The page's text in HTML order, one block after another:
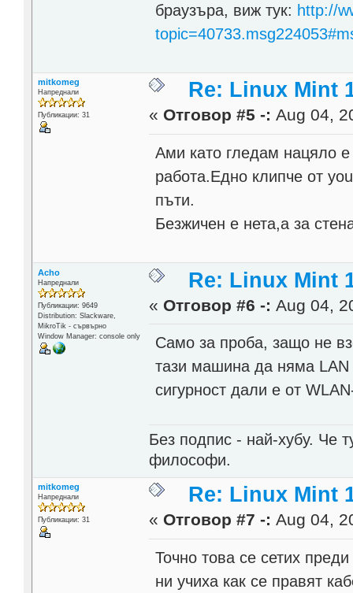
браузъра, виж тук: http://
mitkomeg
Напреднали
Публикации: 31
Re: Linux Mint
« Отговор #5 -: Aug 04,
Ами като гледам нацяло
работа.Едно клипче от
пъти.
Безжичен е нета,а за
Acho
Напреднали
Публикации: 9649
Distribution: Slackware,
MikroTik - сървърно
Window Manager: console only
Re: Linux Mint
« Отговор #6 -: Aug 04,
Само за проба, защо не
тази машина да няма
сигурност дали е от
Без подпис - най-хубу. Че
философи.
mitkomeg
Напреднали
Публикации: 31
Re: Linux Mint
« Отговор #7 -: Aug 04,
Точно това се сетих
ни учиха как се правят